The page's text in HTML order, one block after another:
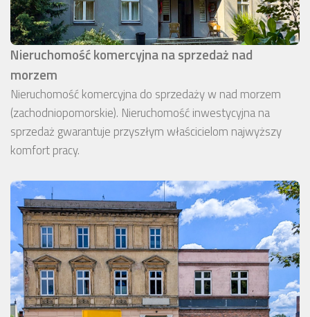
Nieruchomość komercyjna na sprzedaż nad
morzem
Nieruchomość komercyjna do sprzedaży w nad morzem
(zachodniopomorskie). Nieruchomość inwestycyjna na
sprzedaż gwarantuje przyszłym właścicielom najwyższy
komfort pracy.